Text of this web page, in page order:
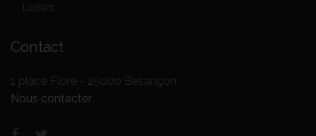
Loisirs
Contact
1 place Flore - 25000 Besançon
Nous contacter